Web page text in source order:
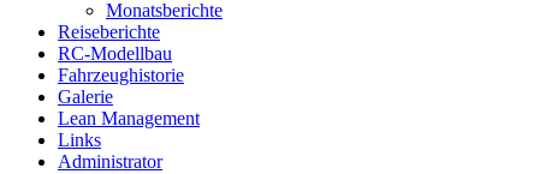
Monatsberichte
Reiseberichte
RC-Modellbau
Fahrzeughistorie
Galerie
Lean Management
Links
Administrator